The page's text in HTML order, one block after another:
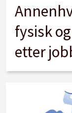
fysisk
etter